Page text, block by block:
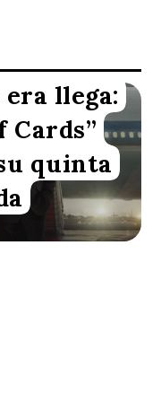
llega:
Cards”
quinta